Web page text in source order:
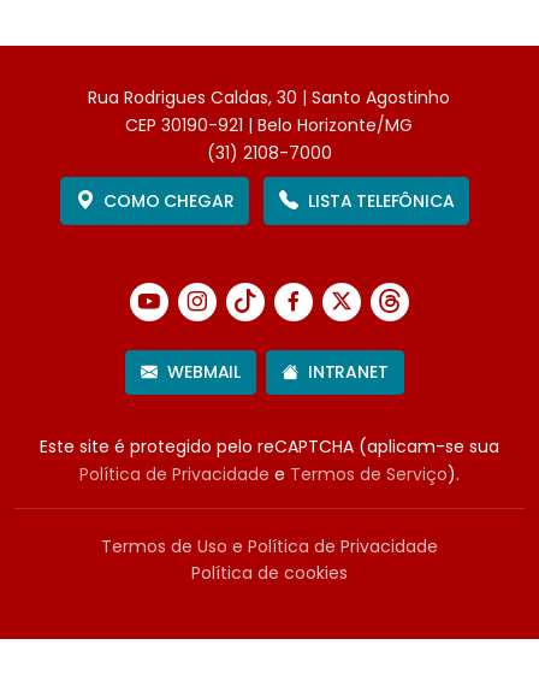
Rua Rodrigues Caldas, 30 | Santo Agostinho
CEP 30190-921 | Belo Horizonte/MG
(31) 2108-7000
COMO CHEGAR
LISTA TELEFÔNICA
WEBMAIL INTRANET
Este site é protegido pelo reCAPTCHA (aplicam-se sua
Política de Privacidade e Termos de Serviço).
Termos de Uso e Política de Privacidade
Política de cookies